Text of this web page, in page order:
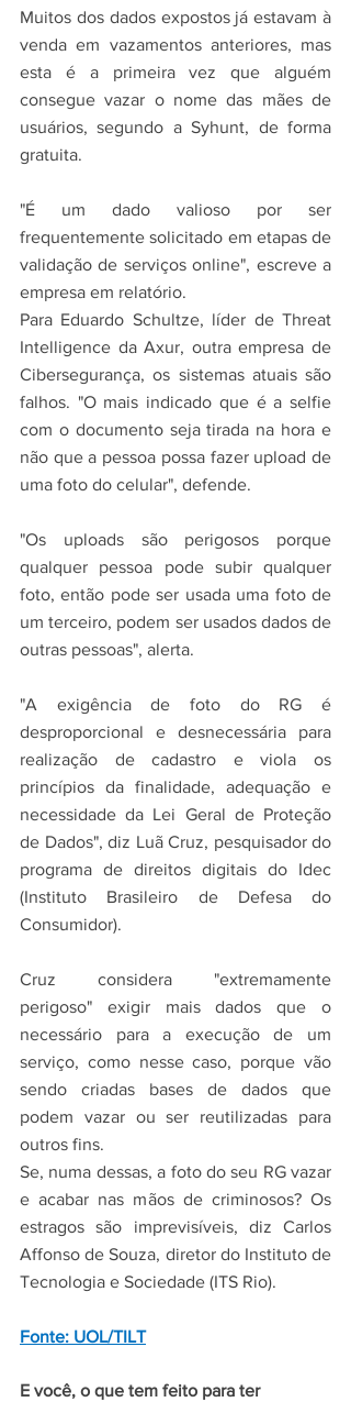
Muitos dos dados expostos já estavam à
venda em vazamentos anteriores, mas
esta é a primeira vez que alguém
consegue vazar o nome das mães de
usuários, segundo a Syhunt, de forma
gratuita.
"É um dado valioso por ser
frequentemente solicitado em etapas de
validação de serviços online", escreve a
empresa em relatório.
Para Eduardo Schultze, líder de Threat
Intelligence da Axur, outra empresa de
Cibersegurança, os sistemas atuais são
falhos. "O mais indicado que é a selfie
com o documento seja tirada na hora e
não que a pessoa possa fazer upload de
uma foto do celular", defende.
"Os uploads são perigosos porque
qualquer pessoa pode subir qualquer
foto, então pode ser usada uma foto de
um terceiro, podem ser usados dados de
outras pessoas", alerta.
"A exigência de foto do RG é
desproporcional e desnecessária para
realização de cadastro e viola os
princípios da finalidade, adequação e
necessidade da Lei Geral de Proteção
de Dados", diz Luã Cruz, pesquisador do
programa de direitos digitais do Idec
(Instituto Brasileiro de Defesa do
Consumidor).
Cruz considera "extremamente
perigoso" exigir mais dados que o
necessário para a execução de um
serviço, como nesse caso, porque vão
sendo criadas bases de dados que
podem vazar ou ser reutilizadas para
outros fins.
Se, numa dessas, a foto do seu RG vazar
e acabar nas mãos de criminosos? Os
estragos são imprevisíveis, diz Carlos
Affonso de Souza, diretor do Instituto de
Tecnologia e Sociedade (ITS Rio).
Fonte: UOL/TILT
E você, o que tem feito para ter